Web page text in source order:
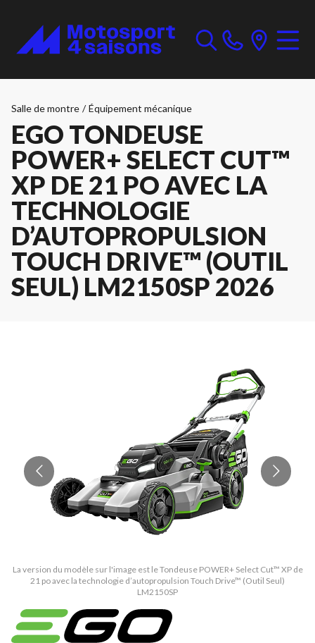
Salle de montre / Équipement mécanique
EGO TONDEUSE
POWER+ SELECT CUT™
XP DE 21 PO AVEC LA
TECHNOLOGIE
D’AUTOPROPULSION
TOUCH DRIVE™ (OUTIL
SEUL) LM2150SP 2026
La version du modèle sur l'image est le Tondeuse POWER+ Select Cut™ XP de
21 po avec la technologie d’autopropulsion Touch Drive™ (Outil Seul)
LM2150SP